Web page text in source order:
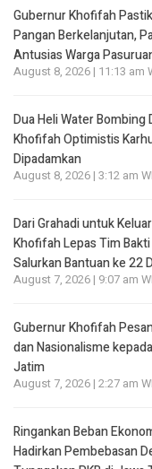
Gubernur Khofifah
Pangan Berkelanjutan,
Antusias Warga
August 8, 2026 | 11:13 am
Dua Heli Water
Khofifah Optimistis
Dipadamkan
August 8, 2026 | 3:12 am
Dari Grahadi untuk
Khofifah Lepas Tim
Salurkan Bantuan ke 22
August 7, 2026 | 9:07 am
Gubernur Khofifah
dan Nasionalisme
Jatim
August 7, 2026 | 2:27 am
Ringankan Beban
Hadirkan Pembebasan